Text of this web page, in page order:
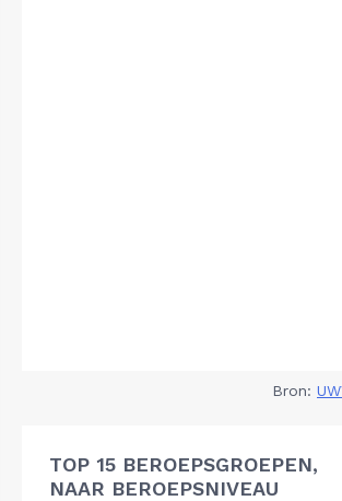
Bron:
TOP 15 BEROEPSGROEPEN,
NAAR BEROEPSNIVEAU